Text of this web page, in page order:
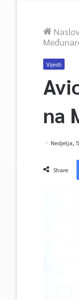
Vijesti
na
Nedjelja,
Share